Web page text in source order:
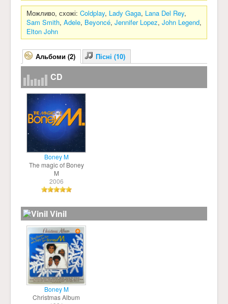
Можливо, схожі: Coldplay, Lady Gaga, Lana Del Rey,
Sam Smith, Adele, Beyoncé, Jennifer Lopez, John Legend,
Elton John
Альбоми (2) Пісні (10)
CD
Boney M
The magic of Boney
M
2006
Vinil
Boney M
Christmas Album